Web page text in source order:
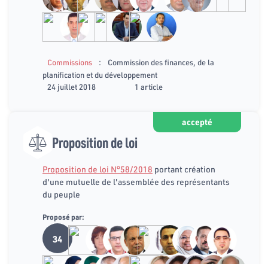
Commissions :
Commission des finances, de la
planification et du développement
24 juillet 2018
1 article
accepté
Proposition de loi
Proposition de loi N°58/2018 portant création
d'une mutuelle de l'assemblée des représentants
du peuple
Proposé par:
34